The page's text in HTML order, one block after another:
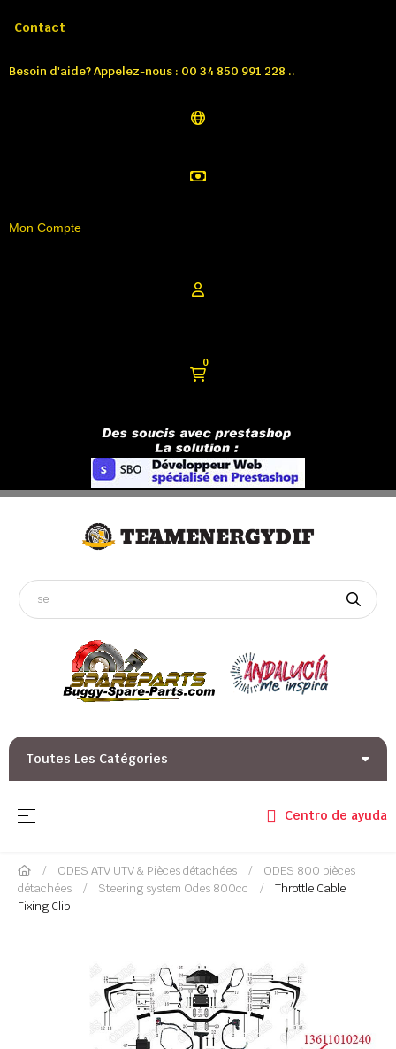
Contact
Besoin d'aide? Appelez-nous : 00 34 850 991 228 ..
Mon Compte
0
Toutes Les Catégories
Basculer la navigation
☰ Centro de ayuda
ODES ATV UTV & Pièces détachées
ODES 800 pièces
détachées
Steering system Odes 800cc
Throttle Cable
Fixing Clip